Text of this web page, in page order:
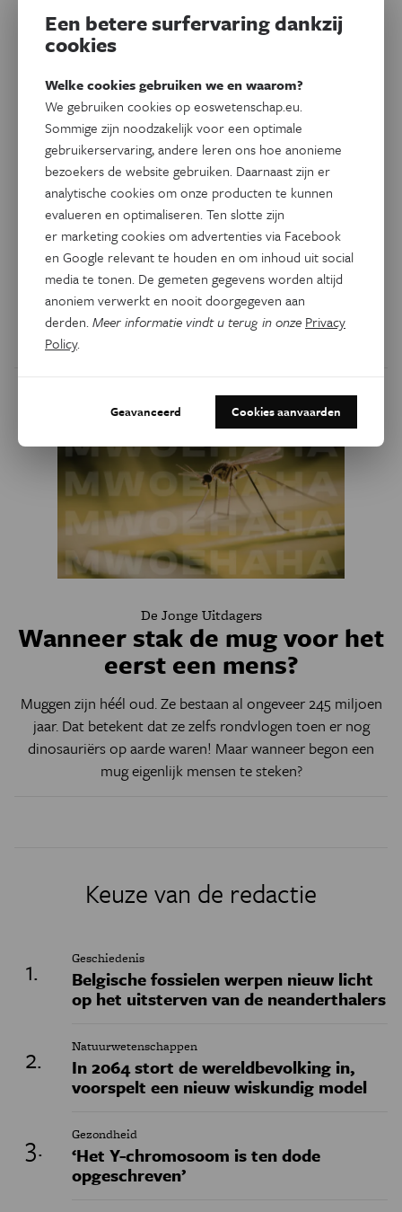
De Jonge Uitdagers
De reis van strandzand
Het lijkt misschien alsof strandzand altijd al op het strand
heeft gelegen, maar elke korrel heeft een lange reis achter
De Jonge Uitdagers
Wanneer stak de mug voor het
eerst een mens?
Muggen zijn héél oud. Ze bestaan al ongeveer 245 miljoen
jaar. Dat betekent dat ze zelfs rondvlogen toen er nog
dinosauriërs op aarde waren! Maar wanneer begon een
mug eigenlijk mensen te steken?
Keuze van de redactie
Geschiedenis
Belgische fossielen werpen nieuw licht
op het uitsterven van de neanderthalers
Natuurwetenschappen
In 2064 stort de wereldbevolking in,
voorspelt een nieuw wiskundig model
Gezondheid
‘Het Y-chromosoom is ten dode
opgeschreven’
Een betere surfervaring dankzij
cookies
Welke cookies gebruiken we en waarom?
We gebruiken cookies op eoswetenschap.eu.
Sommige zijn noodzakelijk voor een optimale
gebruikerservaring, andere leren ons hoe anonieme
bezoekers de website gebruiken. Daarnaast zijn er
analytische cookies om onze producten te kunnen
evalueren en optimaliseren. Ten slotte zijn
er marketing cookies om advertenties via Facebook
en Google relevant te houden en om inhoud uit social
media te tonen. De gemeten gegevens worden altijd
anoniem verwerkt en nooit doorgegeven aan
derden.Meer informatie vindt u terug in onze Privacy
Policy.
Geavanceerd Cookies aanvaarden